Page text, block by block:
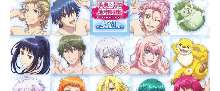
大空歩：緒方恵美江戸山紫：田所あ
ずさ教授：川原慶久黒井弧月：今野
宏美鍋島警部：安原義人養谷老師：
井上和彦江戸山会長：中田譲治仏
田：玄田哲章格之進：江原正士助三
郎：麦人大空麗亜：緒乃冬華ケイシ
ー：平松広和スタッフ企画：安田猛
製作統括：菊池剛原作：瀬川はじめ